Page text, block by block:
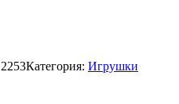
2253Категория: Игрушки